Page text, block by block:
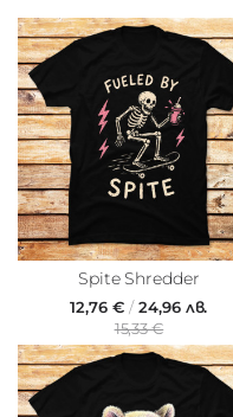
Spite Shredder
12,76 € /24,96 лв.
15,33 €